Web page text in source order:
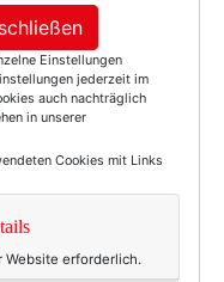
Was
meiner
liegt seit
Blogbeitrag will ich
zählt ja nicht als
Einstellungen
jederzeit im
auch nachträglich
in unserer
Cookies mit Links
Website erforderlich.